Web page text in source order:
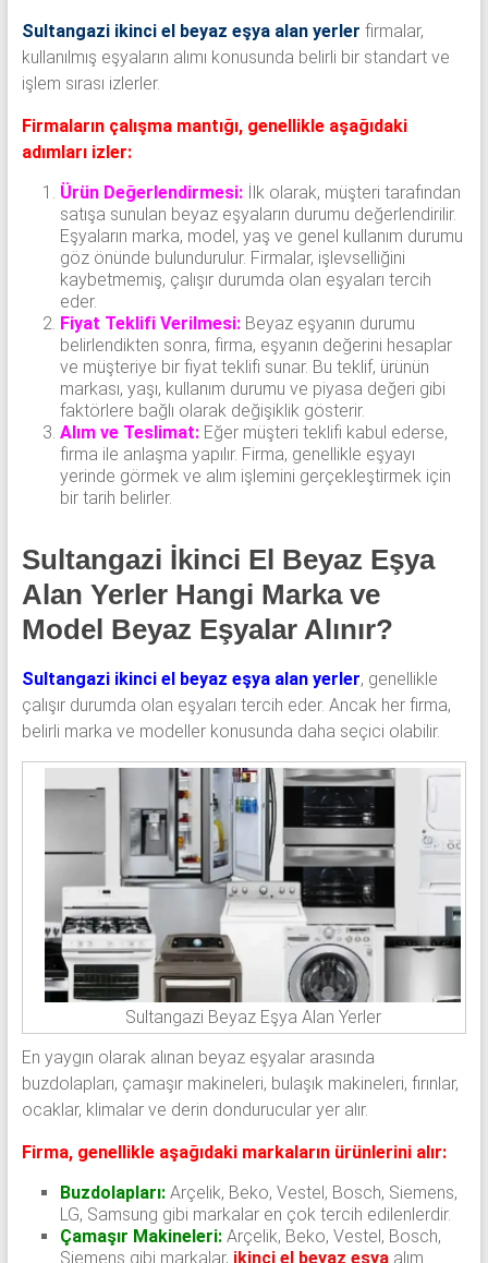
Sultangazi ikinci el beyaz eşya alan yerler firmalar,
kullanılmış eşyaların alımı konusunda belirli bir standart ve
işlem sırası izlerler.
Firmaların çalışma mantığı, genellikle aşağıdaki
adımları izler:
Ürün Değerlendirmesi:İlk olarak, müşteri tarafından
satışa sunulan beyaz eşyaların durumu değerlendirilir.
Eşyaların marka, model, yaş ve genel kullanım durumu
göz önünde bulundurulur. Firmalar, işlevselliğini
kaybetmemiş, çalışır durumda olan eşyaları tercih
eder.
Fiyat Teklifi Verilmesi:Beyaz eşyanın durumu
belirlendikten sonra, firma, eşyanın değerini hesaplar
ve müşteriye bir fiyat teklifi sunar. Bu teklif, ürünün
markası, yaşı, kullanım durumu ve piyasa değeri gibi
faktörlere bağlı olarak değişiklik gösterir.
Alım ve Teslimat:Eğer müşteri teklifi kabul ederse,
firma ile anlaşma yapılır. Firma, genellikle eşyayı
yerinde görmek ve alım işlemini gerçekleştirmek için
bir tarih belirler.
Sultangazi İkinci El Beyaz Eşya
Alan Yerler Hangi Marka ve
Model Beyaz Eşyalar Alınır?
Sultangazi ikinci el beyaz eşya alan yerler, genellikle
çalışır durumda olan eşyaları tercih eder. Ancak her firma,
belirli marka ve modeller konusunda daha seçici olabilir.
Sultangazi Beyaz Eşya Alan Yerler
En yaygın olarak alınan beyaz eşyalar arasında
buzdolapları, çamaşır makineleri, bulaşık makineleri, fırınlar,
ocaklar, klimalar ve derin dondurucular yer alır.
Firma, genellikle aşağıdaki markaların ürünlerini alır:
Buzdolapları:Arçelik, Beko, Vestel, Bosch, Siemens,
LG, Samsung gibi markalar en çok tercih edilenlerdir.
Çamaşır Makineleri:Arçelik, Beko, Vestel, Bosch,
Siemens gibi markalar, ikinci el beyaz eşyaalım